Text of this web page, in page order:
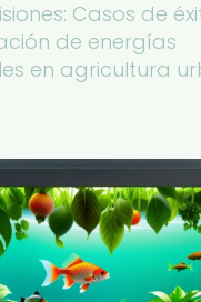
Casos de
de energías
en agricultura